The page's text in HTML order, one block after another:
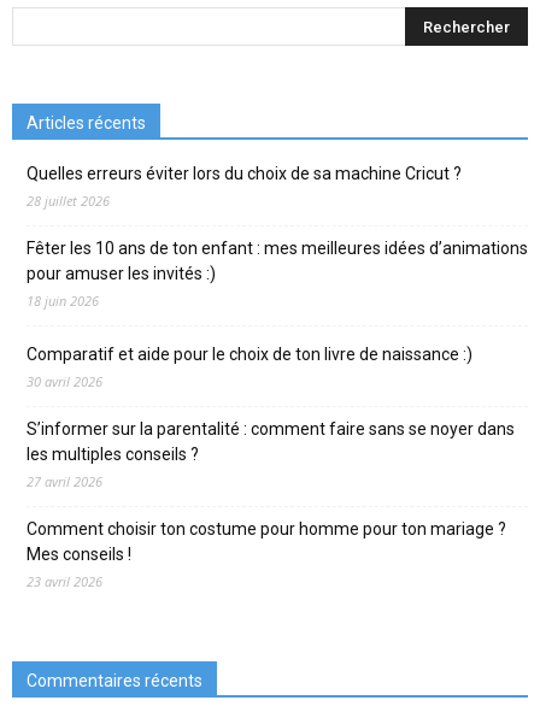
Articles récents
Quelles erreurs éviter lors du choix de sa machine Cricut ?
28 juillet 2026
Fêter les 10 ans de ton enfant : mes meilleures idées d’animations
pour amuser les invités :)
18 juin 2026
Comparatif et aide pour le choix de ton livre de naissance :)
30 avril 2026
S’informer sur la parentalité : comment faire sans se noyer dans
les multiples conseils ?
27 avril 2026
Comment choisir ton costume pour homme pour ton mariage ?
Mes conseils !
23 avril 2026
Commentaires récents